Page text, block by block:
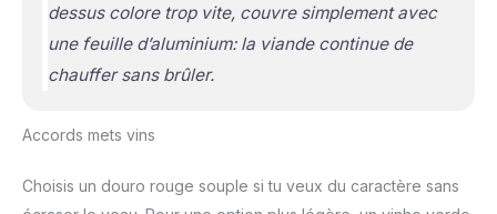
dessus colore trop vite, couvre simplement avec
une feuille d’aluminium: la viande continue de
chauffer sans brûler.
Accords mets vins
Choisis un douro rouge souple si tu veux du caractère sans